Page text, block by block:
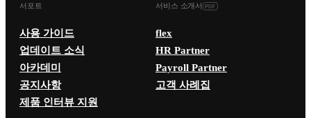
서포트
사용 가이드
업데이트 소식
아카데미
공지사항
제품 인터뷰 지원
서비스 소개서
flex
HR Partner
Payroll Partner
고객 사례집